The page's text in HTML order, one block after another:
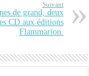
Suivant
de grand, deux
CD aux éditions
Flammarion.